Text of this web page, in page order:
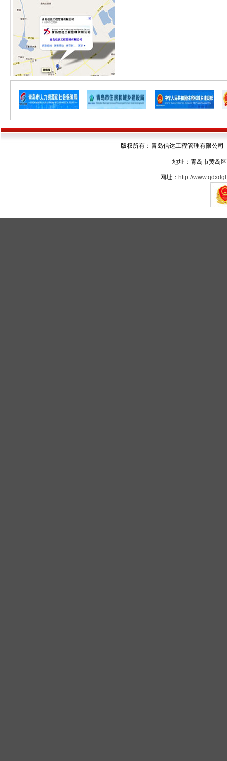
版权所有：青岛信达工程管理有限公
地址：青岛市黄岛
网址： http://